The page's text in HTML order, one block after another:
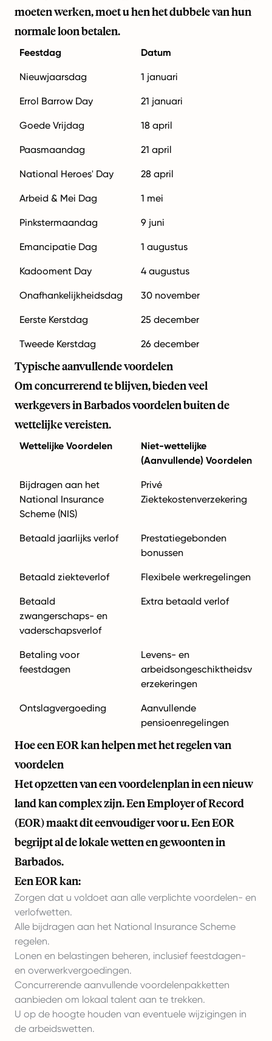
moeten werken, moet u hen het dubbele van hun
normale loon betalen.
Feestdag Datum
Nieuwjaarsdag 1 januari
Errol Barrow Day 21 januari
Goede Vrijdag 18 april
Paasmaandag 21 april
National Heroes' Day 28 april
Arbeid & Mei Dag 1 mei
Pinkstermaandag 9 juni
Emancipatie Dag 1 augustus
Kadooment Day 4 augustus
Onafhankelijkheidsdag 30 november
Eerste Kerstdag 25 december
Tweede Kerstdag 26 december
Typische aanvullende voordelen
Om concurrerend te blijven, bieden veel
werkgevers in Barbados voordelen buiten de
wettelijke vereisten.
Wettelijke Voordelen
Niet-wettelijke
(Aanvullende) Voordelen
Bijdragen aan het
National Insurance
Scheme (NIS)
Privé
Ziektekostenverzekering
Betaald jaarlijks verlof
Prestatiegebonden
bonussen
Betaald ziekteverlof Flexibele werkregelingen
Betaald
zwangerschaps- en
vaderschapsverlof
Extra betaald verlof
Betaling voor
feestdagen
Levens- en
arbeidsongeschiktheidsv
erzekeringen
Ontslagvergoeding
Aanvullende
pensioenregelingen
Hoe een EOR kan helpen met het regelen van
voordelen
Het opzetten van een voordelenplan in een nieuw
land kan complex zijn. Een Employer of Record
(EOR) maakt dit eenvoudiger voor u. Een EOR
begrijpt al de lokale wetten en gewoonten in
Barbados.
Een EOR kan:
Zorgen dat u voldoet aan alle verplichte voordelen- en
verlofwetten.
Alle bijdragen aan het National Insurance Scheme
regelen.
Lonen en belastingen beheren, inclusief feestdagen-
en overwerkvergoedingen.
Concurrerende aanvullende voordelenpakketten
aanbieden om lokaal talent aan te trekken.
U op de hoogte houden van eventuele wijzigingen in
de arbeidswetten.